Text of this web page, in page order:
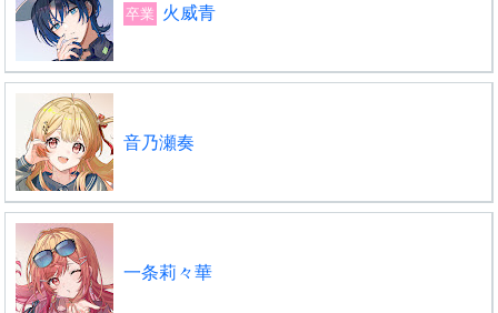
卒業 火威青
音乃瀬奏
一条莉々華